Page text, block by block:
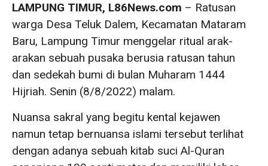
LAMPUNG TIMUR, L86News.com – Ratusan
warga Desa Teluk Dalem, Kecamatan Mataram
Baru, Lampung Timur menggelar ritual arak-
arakan sebuah pusaka berusia ratusan tahun
dan sedekah bumi di bulan Muharam 1444
Hijriah. Senin (8/8/2022) malam.
Nuansa sakral yang begitu kental kejawen
namun tetap bernuansa islami tersebut terlihat
dengan adanya sebuah kitab suci Al-Quran